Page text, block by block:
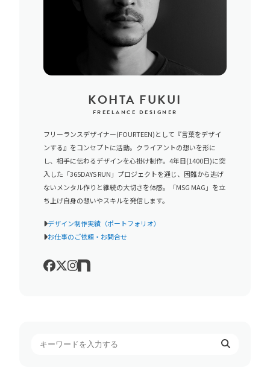
KOHTA FUKUI
FREELANCE DESIGNER
フリーランスデザイナー(FOURTEEN)として『言葉をデザイ
ンする』をコンセプトに活動。クライアントの想いを形に
し、相手に伝わるデザインを心掛け制作。4年目(1400日)に突
入した「365DAYS RUN」プロジェクトを通じ、困難から逃げ
ないメンタル作りと継続の大切さを体感。「MSG MAG」を立
ち上げ自身の想いやスキルを発信します。
デザイン制作実績（ポートフォリオ）
お仕事のご依頼・お問合せ